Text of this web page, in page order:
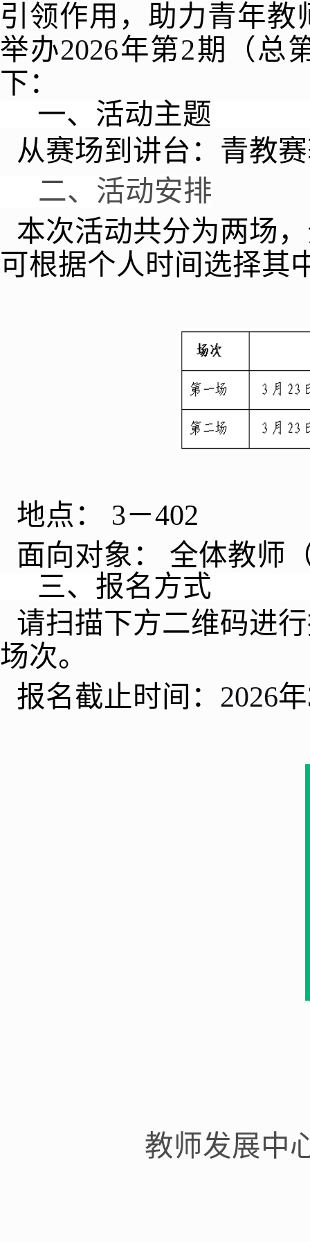
引领作用，助力青年
举办2026年第2期（总
下：
一、活动主题
从赛场到讲台：青教
二、活动安排
本次活动共分为两场
可根据个人时间选择其
地点： 3－402
面向对象：
全体教师
三、报名方式
请扫描下方二维码进
场次。
报名截止时间： 2026年
教师发展中